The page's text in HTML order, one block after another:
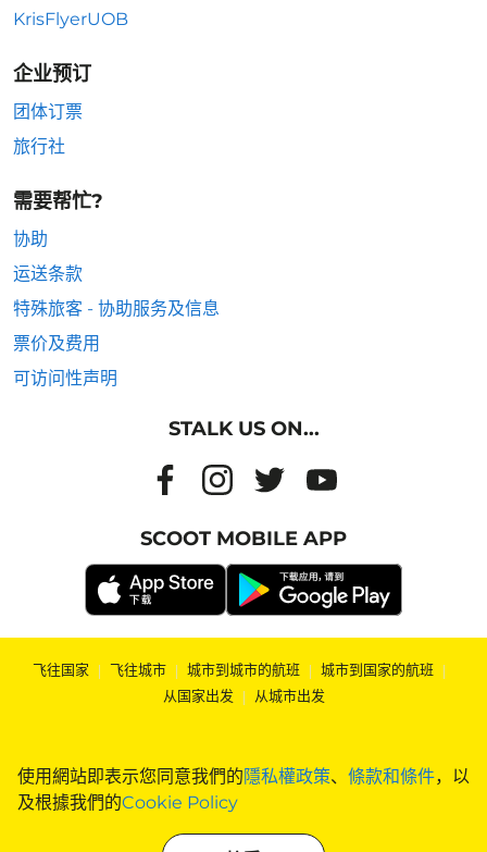
使用網站即表示您同意我們的隱私權政策、 條款和條件，以
及根據我們的Cookie Policy
KrisFlyerUOB
企业预订
团体订票
旅行社
需要帮忙?
协助
运送条款
特殊旅客 - 协助服务及信息
票价及费用
可访问性声明
STALK US ON...
SCOOT MOBILE APP
飞往国家 | 飞往城市 | 城市到城市的航班 | 城市到国家的航班 |
从国家出发 | 从城市出发